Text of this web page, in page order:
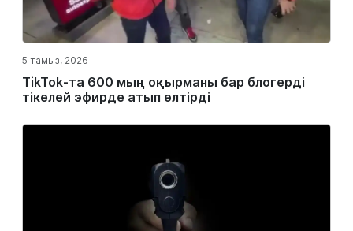
5 тамыз, 2026
TikTok-та 600 мың оқырманы бар блогерді
тікелей эфирде атып өлтірді